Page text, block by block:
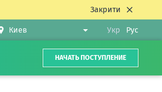
Закрити
Укр Рус
НАЧАТЬ ПОСТУПЛЕНИЕ